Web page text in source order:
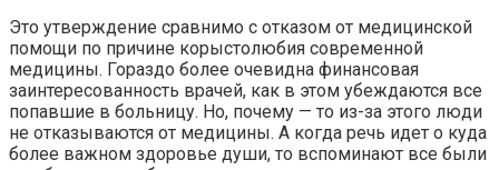
Это утверждение сравнимо с отказом от медицинской
помощи по причине корыстолюбия современной
медицины. Гораздо более очевидна финансовая
заинтересованность врачей, как в этом убеждаются все
попавшие в больницу. Но, почему — то из-за этого люди
не отказываются от медицины. А когда речь идет о куда
более важном здоровье души, то вспоминают все были